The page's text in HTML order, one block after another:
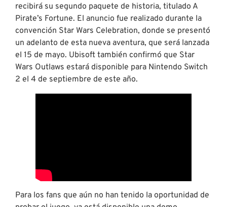
recibirá su segundo paquete de historia, titulado A
Pirate’s Fortune. El anuncio fue realizado durante la
convención Star Wars Celebration, donde se presentó
un adelanto de esta nueva aventura, que será lanzada
el 15 de mayo. Ubisoft también confirmó que Star
Wars Outlaws estará disponible para Nintendo Switch
2 el 4 de septiembre de este año.
Para los fans que aún no han tenido la oportunidad de